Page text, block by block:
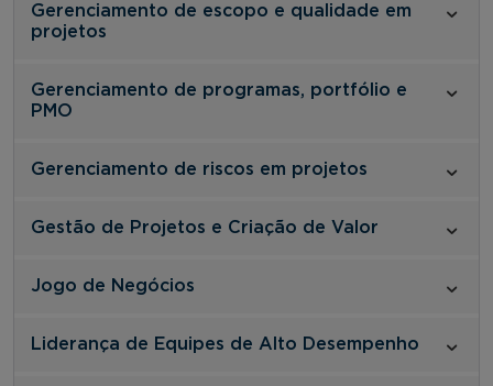
Gerenciamento de escopo e qualidade em
projetos
Gerenciamento de programas, portfólio e
PMO
Gerenciamento de riscos em projetos
Gestão de Projetos e Criação de Valor
Jogo de Negócios
Liderança de Equipes de Alto Desempenho